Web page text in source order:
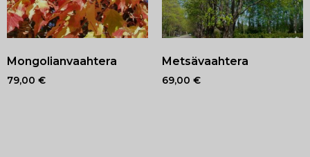
Mongolianvaahtera
79,00 €
Metsävaahtera
69,00 €